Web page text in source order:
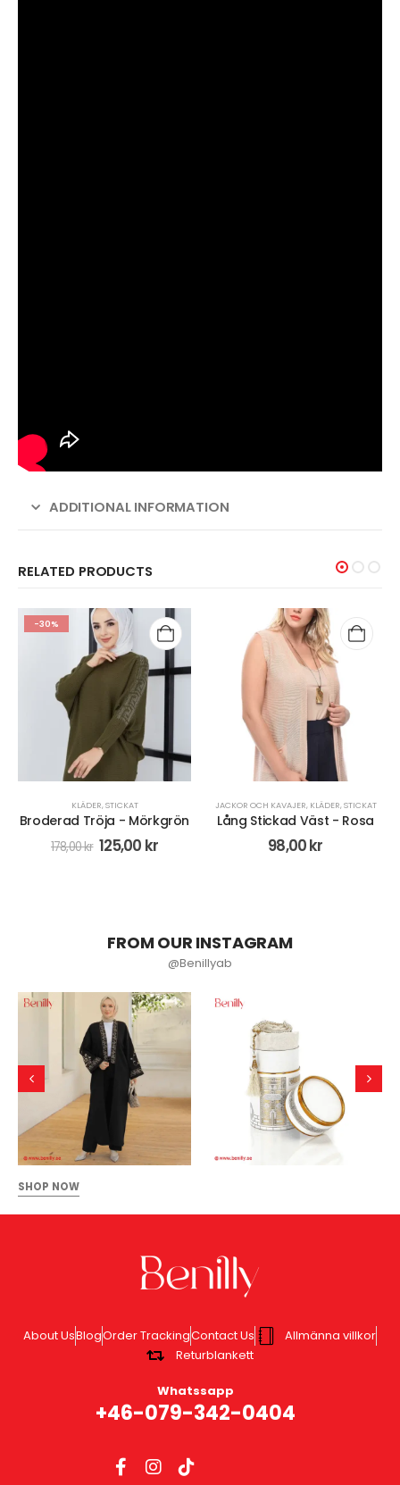
ADDITIONAL INFORMATION
RELATED PRODUCTS
-30%
KLÄDER,STICKAT
Broderad Tröja - Mörkgrön
178,00kr 125,00 kr
JACKOR OCH KAVAJER, KLÄDER,STICKAT
Lång Stickad Väst - Rosa
98,00kr
FROM OUR INSTAGRAM
@Benillyab
SHOP NOW
About UsBlogOrder TrackingContact Us
Allmänna villkor
Returblankett
Whatssapp
+46-079-342-0404